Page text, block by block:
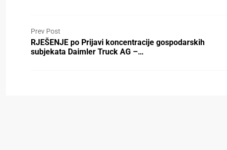
Prev Post
RJEŠENJE po Prijavi koncentracije gospodarskih
subjekata Daimler Truck AG –…